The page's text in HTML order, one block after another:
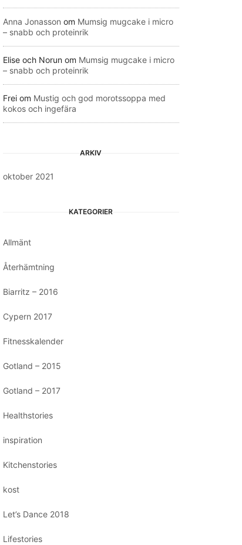
Anna Jonasson om Mumsig mugcake i micro
– snabb och proteinrik
Elise och Norun om Mumsig mugcake i micro
– snabb och proteinrik
Frei om Mustig och god morotssoppa med
kokos och ingefära
ARKIV
oktober 2021
KATEGORIER
Allmänt
Återhämtning
Biarritz – 2016
Cypern 2017
Fitnesskalender
Gotland – 2015
Gotland – 2017
Healthstories
inspiration
Kitchenstories
kost
Let’s Dance 2018
Lifestories